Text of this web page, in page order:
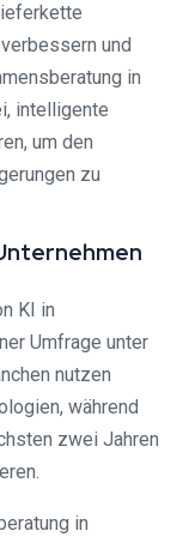
und
in
intelligente
um den
zu
KI in
Umfrage unter
nutzen
während
zwei Jahren
in